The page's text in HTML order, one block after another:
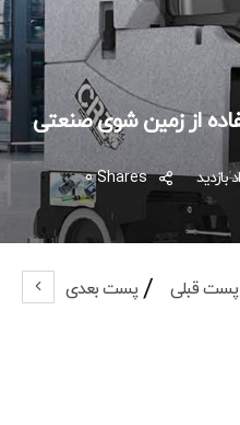
پست قبلی پست بعدی
از زمین شوی صنعتی
Shares
0